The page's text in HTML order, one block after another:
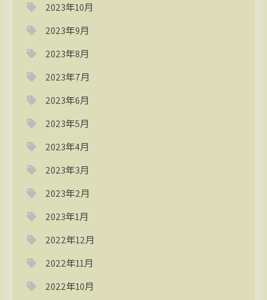
2023年10月
2023年9月
2023年8月
2023年7月
2023年6月
2023年5月
2023年4月
2023年3月
2023年2月
2023年1月
2022年12月
2022年11月
2022年10月